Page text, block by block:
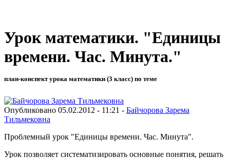
Урок математики. "Единицы
времени. Час. Минута."
план-конспект урока математики (3 класс) по теме
Опубликовано 05.02.2012 - 11:21 - Байчорова Зарема
Тильмековна
Проблемный урок "Единицы времени. Час. Минута".
Урок позволяет систематизировать основные понятия, решать